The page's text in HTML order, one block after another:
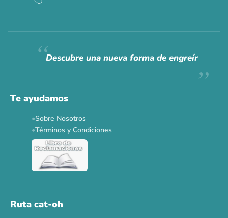
Siempre fuimosraros.
Ver todas las promos 🐾
Descubre una nueva forma de engreír
Te ayudamos
Sobre Nosotros
Términos y Condiciones
Ruta cat-oh